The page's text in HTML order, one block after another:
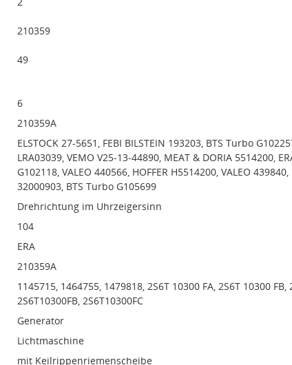
210359
49
6
210359A
ELSTOCK 27-5651, FEBI BILSTEIN 193203, BTS Turbo
LRA03039, VEMO V25-13-44890, MEAT & DORIA 5514200,
G102118, VALEO 440566, HOFFER H5514200, VALEO 439840,
32000903, BTS Turbo G105699
Drehrichtung im Uhrzeigersinn
104
ERA
210359A
1145715, 1464755, 1479818, 2S6T 10300 FA, 2S6T 10300 FB,
2S6T10300FB, 2S6T10300FC
Generator
Lichtmaschine
mit Keilrippenriemenscheibe